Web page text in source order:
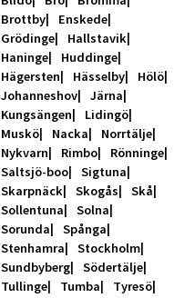
Brottby
Enskede
Grödinge
Hallstavik
Haninge
Huddinge
Hägersten
Hässelby
Hölö
Johanneshov
Järna
Kungsängen
Lidingö
Muskö
Nacka
Norrtälje
Nykvarn
Rimbo
Rönninge
Saltsjö-boo
Sigtuna
Skarpnäck
Skogås
Skå
Sollentuna
Solna
Sorunda
Spånga
Stenhamra
Stockholm
Sundbyberg
Södertälje
Tullinge
Tumba
Tyresö